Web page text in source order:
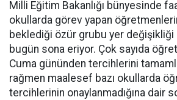
Milli Eğitim Bakanlığı bünyesinde
okullarda görev yapan
beklediği özür grubu yer
bugün sona eriyor. Çok sayıda
Cuma gününden tercihlerini
rağmen maalesef bazı okullarda
tercihlerinin onaylanmadığına dair